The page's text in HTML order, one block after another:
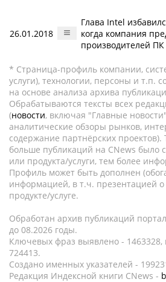
26.01.2018
Глава Intel
когда компания
производителей
* Страница-профиль компании,
услуги), технологии, персоны и т.п.
на основе анализа архива
Обрабатываются тексты всех
(новости, включая "Главные
аналитические обзоры рынков,
содержание партнёрских
больше публикаций на CNews было
или продукта/услуги, тем более
Профиль может быть дополнен
информацией, в т.ч. презентацией
продукте/услуге.
Обработан архив публикаций
до 08.2026 годы.
Ключевых фраз выявлено - 1463328,
724413.
Создано именных указателей -
Редакция Индексной книги CNews -